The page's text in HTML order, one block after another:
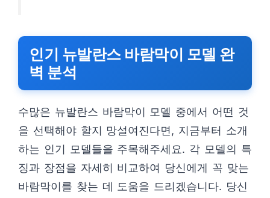
인기 뉴발란스 바람막이 모델 완
벽 분석
수많은 뉴발란스 바람막이 모델 중에서 어떤 것
을 선택해야 할지 망설여진다면, 지금부터 소개
하는 인기 모델들을 주목해주세요. 각 모델의 특
징과 장점을 자세히 비교하여 당신에게 꼭 맞는
바람막이를 찾는 데 도움을 드리겠습니다. 당신